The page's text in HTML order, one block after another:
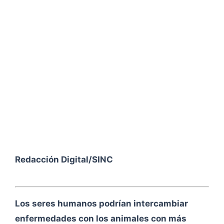
Redacción Digital/SINC
Los seres humanos podrían intercambiar
enfermedades con los animales con más